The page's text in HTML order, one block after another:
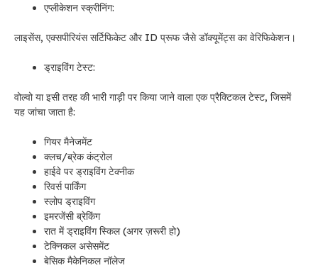
एप्लीकेशन स्क्रीनिंग:
लाइसेंस, एक्सपीरियंस सर्टिफिकेट और ID प्रूफ जैसे डॉक्यूमेंट्स का वेरिफिकेशन।
ड्राइविंग टेस्ट:
वोल्वो या इसी तरह की भारी गाड़ी पर किया जाने वाला एक प्रैक्टिकल टेस्ट, जिसमें
यह जांचा जाता है:
गियर मैनेजमेंट
क्लच/ब्रेक कंट्रोल
हाईवे पर ड्राइविंग टेक्नीक
रिवर्स पार्किंग
स्लोप ड्राइविंग
इमरजेंसी ब्रेकिंग
रात में ड्राइविंग स्किल (अगर ज़रूरी हो)
टेक्निकल असेसमेंट
बेसिक मैकेनिकल नॉलेज